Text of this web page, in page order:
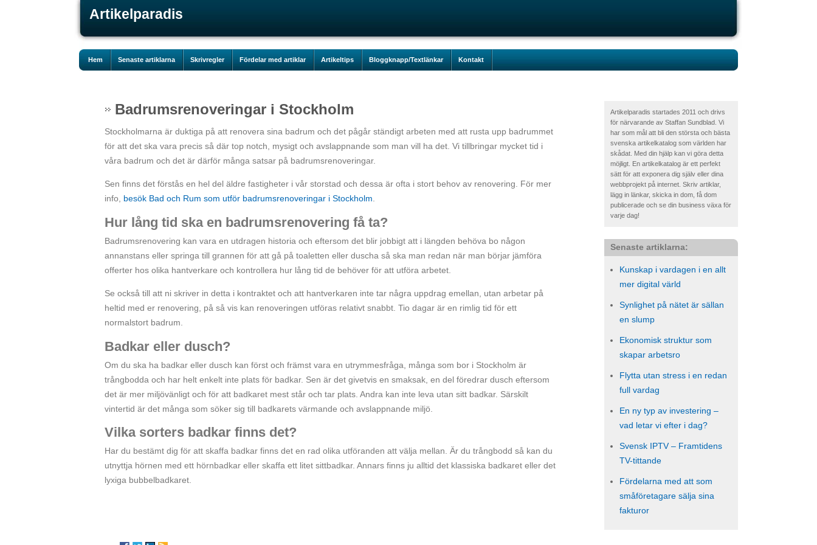
Artikelparadis
Hem Senaste artiklarna Skrivregler Fördelar med artiklar Artikeltips Bloggknapp/Textlänkar Kontakt
Artikelparadis startades 2011 och drivs
för närvarande av Staffan Sundblad. Vi
har som mål att bli den största och bästa
svenska artikelkatalog som världen har
skådat. Med din hjälp kan vi göra detta
möjligt. En artikelkatalog är ett perfekt
sätt för att exponera dig själv eller dina
webbprojekt på internet. Skriv artiklar,
lägg in länkar, skicka in dom, få dom
publicerade och se din business växa för
varje dag!
Senaste artiklarna:
Kunskap i vardagen i en allt
mer digital värld
Synlighet på nätet är sällan
en slump
Ekonomisk struktur som
skapar arbetsro
Flytta utan stress i en redan
full vardag
En ny typ av investering –
vad letar vi efter i dag?
Svensk IPTV – Framtidens
TV-tittande
Fördelarna med att som
småföretagare sälja sina
fakturor
Badrumsrenoveringar i Stockholm
Stockholmarna är duktiga på att renovera sina badrum och det pågår ständigt arbeten med att rusta upp badrummet
för att det ska vara precis så där top notch, mysigt och avslappnande som man vill ha det. Vi tillbringar mycket tid i
våra badrum och det är därför många satsar på badrumsrenoveringar.
Sen finns det förstås en hel del äldre fastigheter i vår storstad och dessa är ofta i stort behov av renovering. För mer
info, besök Bad och Rum som utför badrumsrenoveringar i Stockholm.
Hur lång tid ska en badrumsrenovering få ta?
Badrumsrenovering kan vara en utdragen historia och eftersom det blir jobbigt att i längden behöva bo någon
annanstans eller springa till grannen för att gå på toaletten eller duscha så ska man redan när man börjar jämföra
offerter hos olika hantverkare och kontrollera hur lång tid de behöver för att utföra arbetet.
Se också till att ni skriver in detta i kontraktet och att hantverkaren inte tar några uppdrag emellan, utan arbetar på
heltid med er renovering, på så vis kan renoveringen utföras relativt snabbt. Tio dagar är en rimlig tid för ett
normalstort badrum.
Badkar eller dusch?
Om du ska ha badkar eller dusch kan först och främst vara en utrymmesfråga, många som bor i Stockholm är
trångbodda och har helt enkelt inte plats för badkar. Sen är det givetvis en smaksak, en del föredrar dusch eftersom
det är mer miljövänligt och för att badkaret mest står och tar plats. Andra kan inte leva utan sitt badkar. Särskilt
vintertid är det många som söker sig till badkarets värmande och avslappnande miljö.
Vilka sorters badkar finns det?
Har du bestämt dig för att skaffa badkar finns det en rad olika utföranden att välja mellan. Är du trångbodd så kan du
utnyttja hörnen med ett hörnbadkar eller skaffa ett litet sittbadkar. Annars finns ju alltid det klassiska badkaret eller det
lyxiga bubbelbadkaret.